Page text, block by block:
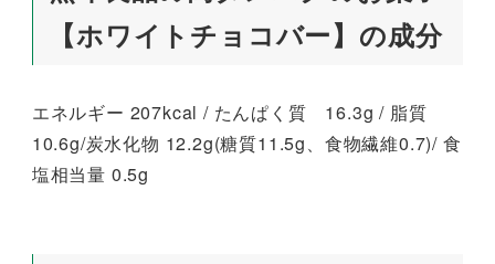
【ホワイトチョコバー】の成分
エネルギー 207kcal / たんぱく質 16.3g / 脂質
10.6g/炭水化物 12.2g(糖質11.5g、食物繊維0.7)/ 食
塩相当量 0.5g